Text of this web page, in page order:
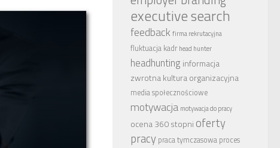
executive search
feedback firma rekrutacyjna
fluktuacja kadr head hunter
headhunting informacja
zwrotnakultura organizacyjna
media społecznościowe
motywacja motywacja do pracy
ocena 360 stopni oferty
pracy praca tymczasowa proces